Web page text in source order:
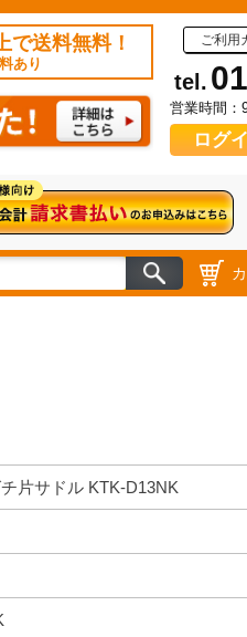
で送料無料！
あり
ご利用
tel.
営業時間：
ログ
片サドル KTK-D13NK